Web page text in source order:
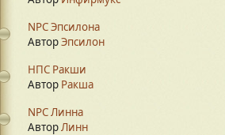
NPC Эпсилона
АвторЭпсилон
НПС Ракши
Автор Ракша
NPC Линна
АвторЛинн